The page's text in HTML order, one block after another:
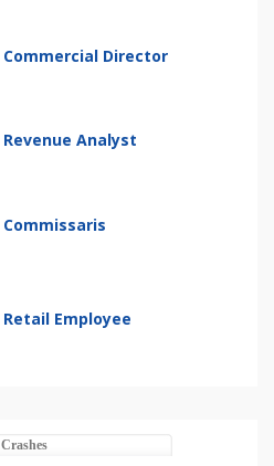
Commercial Director
Revenue Analyst
Commissaris
Retail Employee
Crashes